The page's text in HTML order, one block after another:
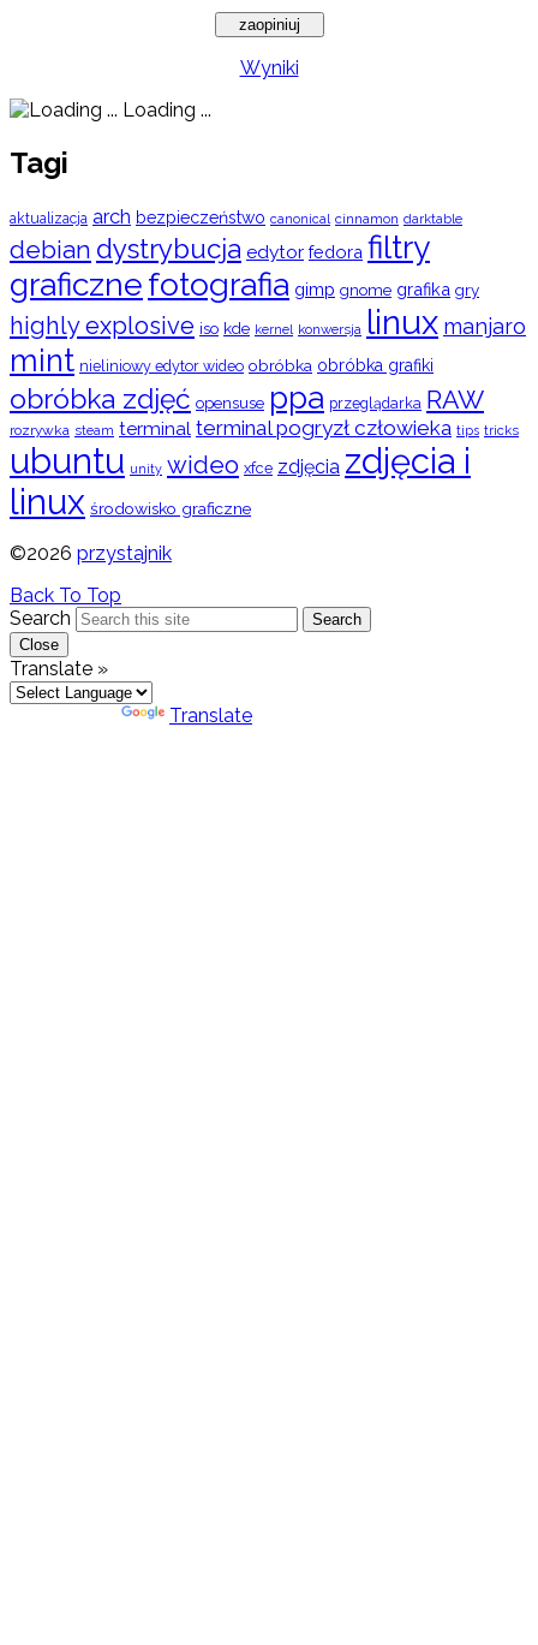
Wyniki
Loading ...
Tagi
aktualizacja arch bezpieczeństwo canonical cinnamon darktable
debian dystrybucja edytor fedora filtry
graficznefotografia gimp gnome grafika gry
highly explosive iso kde kernel konwersja linux manjaro
mint nieliniowy edytor wideo obróbka obróbka grafiki
obróbka zdjęć opensuse ppa przeglądarka RAW
rozrywka steam terminal terminal pogryzł człowieka tips tricks
ubuntu unity wideo xfce zdjęcia zdjęcia i
linux środowisko graficzne
©2026 przystajnik
Back To Top
Search
Search
Close
Translate »
Translate